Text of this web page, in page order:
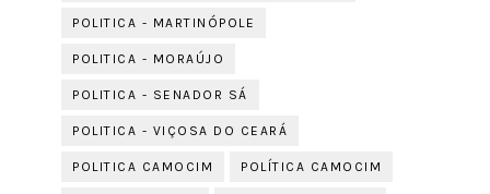
POLITICA - MARTINÓPOLE
POLITICA - MORAÚJO
POLITICA - SENADOR SÁ
POLITICA - VIÇOSA DO CEARÁ
POLITICA CAMOCIM POLÍTICA CAMOCIM